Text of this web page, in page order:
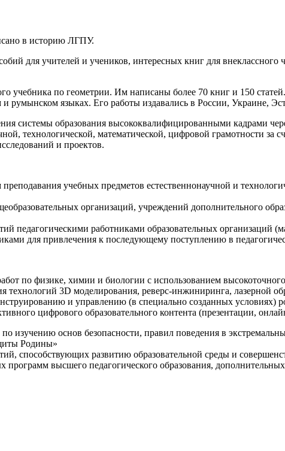
в историю ЛГПУ.
для учителей и учеников, интересных книг для внеклассного
учебника по геометрии. Им написаны более 70 книг и 150
румынском языках. Его работы издавались в России, Украине,
системы образования высококвалифицированными кадрами
технологической, математической, цифровой грамотности за
и проектов.
учебных предметов естественнонаучной и
организаций, учреждений дополнительного
педагогическими работниками образовательных организаций
для привлечения к последующему поступлению в
по физике, химии и биологии с использованием
технологий 3D моделирования, реверс-инжиниринга, лазерной
и управлению (в специально созданных условиях)
цифрового образовательного контента (презентации,
изучению основ безопасности, правил поведения в
Родины»
способствующих развитию образовательной среды и
программ высшего педагогического образования,